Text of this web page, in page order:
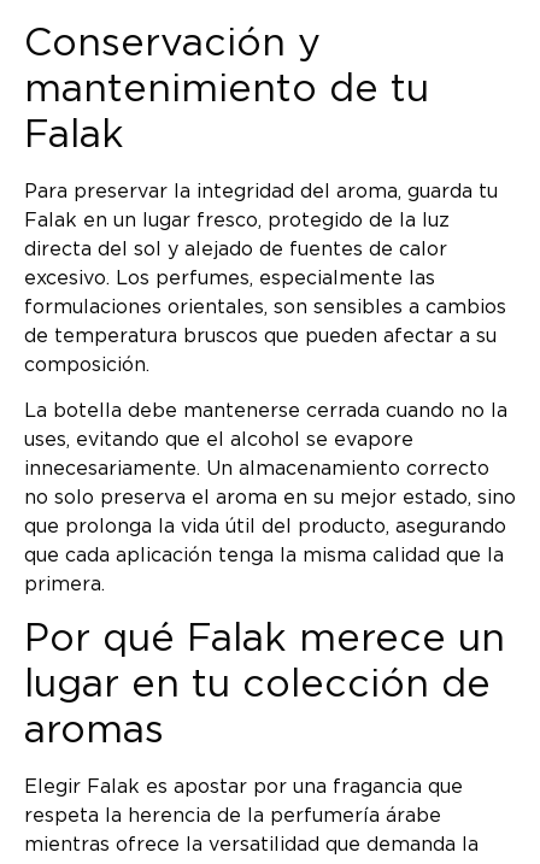
Conservación y
mantenimiento de tu
Falak
Para preservar la integridad del aroma, guarda tu
Falak en un lugar fresco, protegido de la luz
directa del sol y alejado de fuentes de calor
excesivo. Los perfumes, especialmente las
formulaciones orientales, son sensibles a cambios
de temperatura bruscos que pueden afectar a su
composición.
La botella debe mantenerse cerrada cuando no la
uses, evitando que el alcohol se evapore
innecesariamente. Un almacenamiento correcto
no solo preserva el aroma en su mejor estado, sino
que prolonga la vida útil del producto, asegurando
que cada aplicación tenga la misma calidad que la
primera.
Por qué Falak merece un
lugar en tu colección de
aromas
Elegir Falak es apostar por una fragancia que
respeta la herencia de la perfumería árabe
mientras ofrece la versatilidad que demanda la